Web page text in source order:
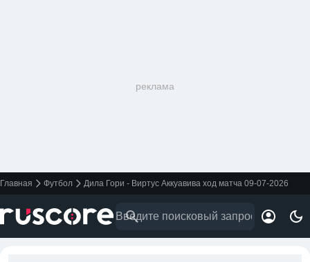
реклама
Главная Футбол Дила Гори - Виртус Аккуавива ход матча 09-07-2026